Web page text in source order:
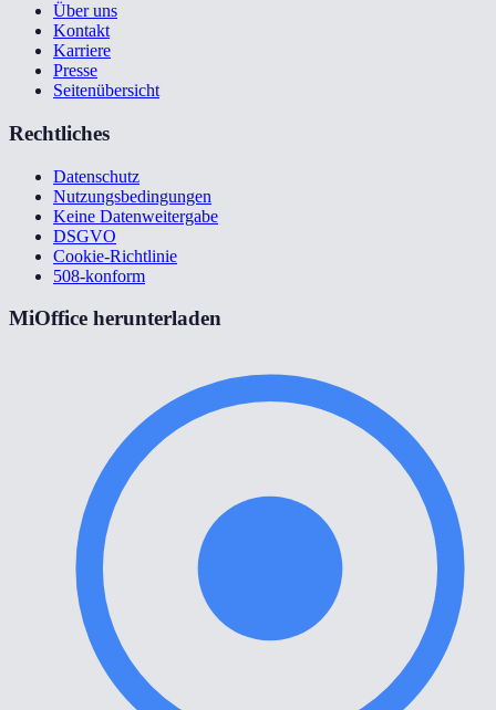
Über uns
Kontakt
Karriere
Presse
Seitenübersicht
Rechtliches
Datenschutz
Nutzungsbedingungen
Keine Datenweitergabe
DSGVO
Cookie-Richtlinie
508-konform
MiOffice herunterladen